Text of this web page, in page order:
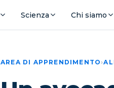
Scienza Chi siamo
AREA DI APPRENDIMENTO›